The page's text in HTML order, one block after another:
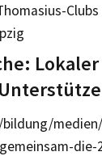
Clubs